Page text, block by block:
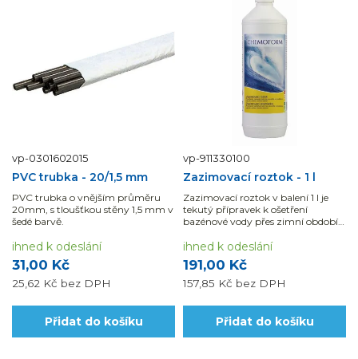
vp-0301602015
PVC trubka - 20/1,5 mm
PVC trubka o vnějším průměru
20mm, s tloušťkou stěny 1,5 mm v
šedé barvě.
31,00 Kč
25,62 Kč bez DPH
ihned k odeslání
Přidat do košíku
vp-911330100
Zazimovací roztok - 1 l
Zazimovací roztok v balení 1 l je
tekutý přípravek k ošetření
bazénové vody přes zimní období,
191,00 Kč
157,85 Kč bez DPH
ihned k odeslání
Přidat do košíku